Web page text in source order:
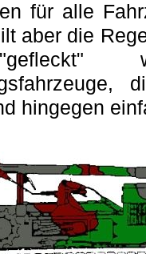
für alle
aber die
hingegen